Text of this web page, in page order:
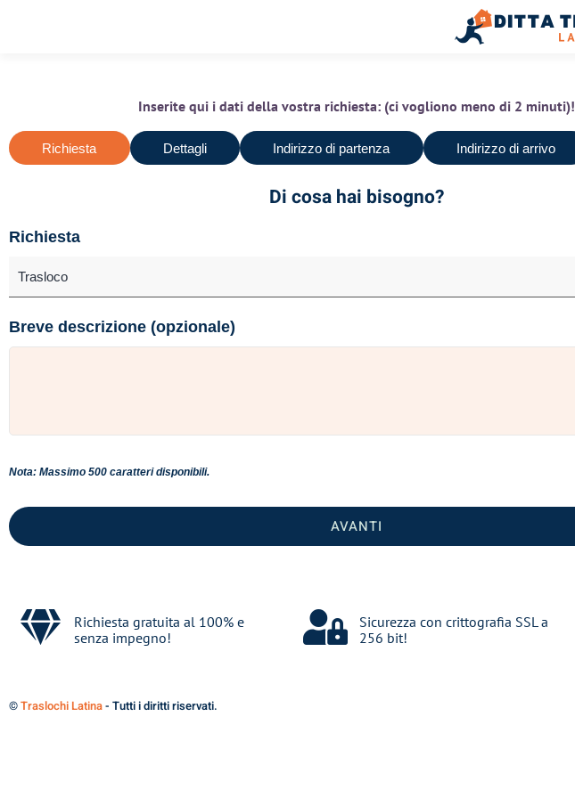
Inserite qui i dati della vostra richiesta: (ci vogliono meno di 2 minuti)!
Richiesta Dettagli Indirizzo di partenza Indirizzo di arrivo
Di cosa hai bisogno?
Richiesta
Breve descrizione (opzionale)
Nota: Massimo 500 caratteri disponibili.
AVANTI
Richiesta gratuita al 100% e
senza impegno!
Sicurezza con crittografia SSL a
256 bit!
©Traslochi Latina- Tutti i diritti riservati.